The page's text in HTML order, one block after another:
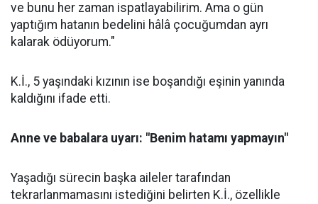
ve bunu her zaman ispatlayabilirim. Ama o gün
yaptığım hatanın bedelini hâlâ çocuğumdan ayrı
kalarak ödüyorum."
K.İ., 5 yaşındaki kızının ise boşandığı eşinin yanında
kaldığını ifade etti.
Anne ve babalara uyarı: "Benim hatamı yapmayın"
Yaşadığı sürecin başka aileler tarafından
tekrarlanmamasını istediğini belirten K.İ., özellikle